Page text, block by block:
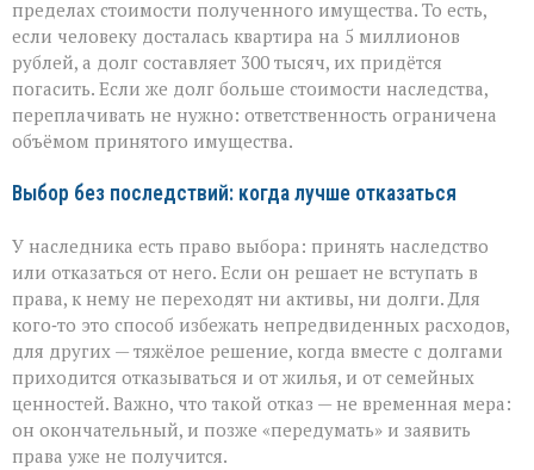
пределах стоимости полученного имущества. То есть,
если человеку досталась квартира на 5 миллионов
рублей, а долг составляет 300 тысяч, их придётся
погасить. Если же долг больше стоимости наследства,
переплачивать не нужно: ответственность ограничена
объёмом принятого имущества.
Выбор без последствий: когда лучше отказаться
У наследника есть право выбора: принять наследство
или отказаться от него. Если он решает не вступать в
права, к нему не переходят ни активы, ни долги. Для
кого‑то это способ избежать непредвиденных расходов,
для других — тяжёлое решение, когда вместе с долгами
приходится отказываться и от жилья, и от семейных
ценностей. Важно, что такой отказ — не временная мера:
он окончательный, и позже «передумать» и заявить
права уже не получится.